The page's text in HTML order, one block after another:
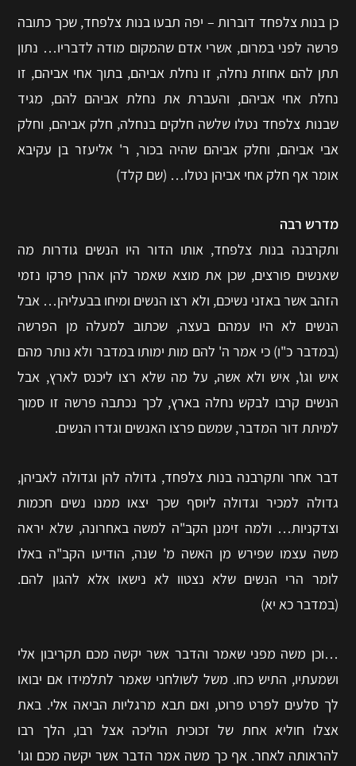
כן בנות צלפחד דוברות – יפה תבעו בנות צלפחד, שכך כתובה
פרשה לפני במרום, אשרי אדם שהמקום מודה לדבריו… נתון
תתן להם אחוזת נחלה, זו נחלת אביהם, בתוך אחי אביהם, זו
נחלת אחי אביהם, והעברת את נחלת אביהם להם, מגיד
שבנות צלפחד נטלו שלשה חלקים בנחלה, חלק אביהם, וחלק
אבי אביהם, וחלק אביהם שהיה בכור, ר' אליעזר בן עקיבא
אומר אף חלק אחי אביהן נטלו… (שם קלד)
מדרש רבה
ותקרבנה בנות צלפחד, אותו הדור היו הנשים גודרות מה
שאנשים פורצים, שכן את מוצא שאמר להן אהרן פרקו נזמי
הזהב אשר באזני נשיכם, ולא רצו הנשים ומיחו בבעליהן… אבל
הנשים לא היו עמהם בעצה, שכתוב למעלה מן הפרשה
(במדבר כ"ו) כי אמר ה' להם מות ימותו במדבר ולא נותר מהם
איש וגו', איש ולא אשה, על מה שלא רצו ליכנס לארץ, אבל
הנשים קרבו לבקש נחלה בארץ, לכך נכתבה פרשה זו סמוך
למיתת דור המדבר, שמשם פרצו האנשים וגדרו הנשים.
דבר אחר ותקרבנה בנות צלפחד, גדולה להן וגדולה לאביהן,
גדולה למכיר וגדולה ליוסף שכך יצאו ממנו נשים חכמות
וצדקניות… ולמה זימנן הקב"ה למשה באחרונה, שלא יראה
משה עצמו שפירש מן האשה מ' שנה, הודיעו הקב"ה באלו
לומר הרי הנשים שלא נצטוו לא נישאו אלא להגון להם.
(במדבר כא יא)
…וכן משה מפני שאמר והדבר אשר יקשה מכם תקריבון אלי
ושמעתיו, התיש כחו. משל לשולחני שאמר לתלמידו אם יבואו
לך סלעים לפרט פרוט, ואם תבא מרגליות הביאה אלי. באת
אצלו חוליא אחת של זכוכית הוליכה אצל רבו, הלך רבו
להראותה לאחר. אף כך משה אמר הדבר אשר יקשה מכם וגו'